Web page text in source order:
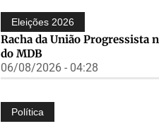
Eleições 2026
Racha da União Progressista
do MDB
06/08/2026 - 04:28
Política